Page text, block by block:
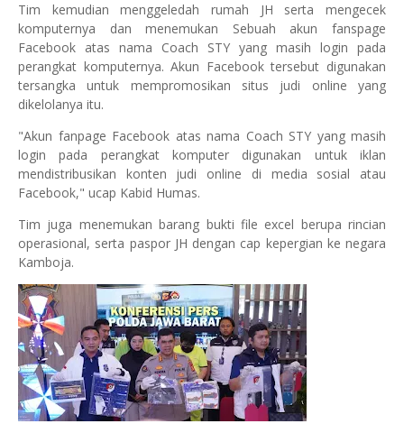
Tim kemudian menggeledah rumah JH serta mengecek
komputernya dan menemukan Sebuah akun fanspage
Facebook atas nama Coach STY yang masih login pada
perangkat komputernya. Akun Facebook tersebut digunakan
tersangka untuk mempromosikan situs judi online yang
dikelolanya itu.
"Akun fanpage Facebook atas nama Coach STY yang masih
login pada perangkat komputer digunakan untuk iklan
mendistribusikan konten judi online di media sosial atau
Facebook," ucap Kabid Humas.
Tim juga menemukan barang bukti file excel berupa rincian
operasional, serta paspor JH dengan cap kepergian ke negara
Kamboja.